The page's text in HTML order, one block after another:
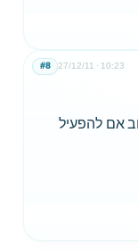
27/12/11 10:23
#8
אם להפעיל